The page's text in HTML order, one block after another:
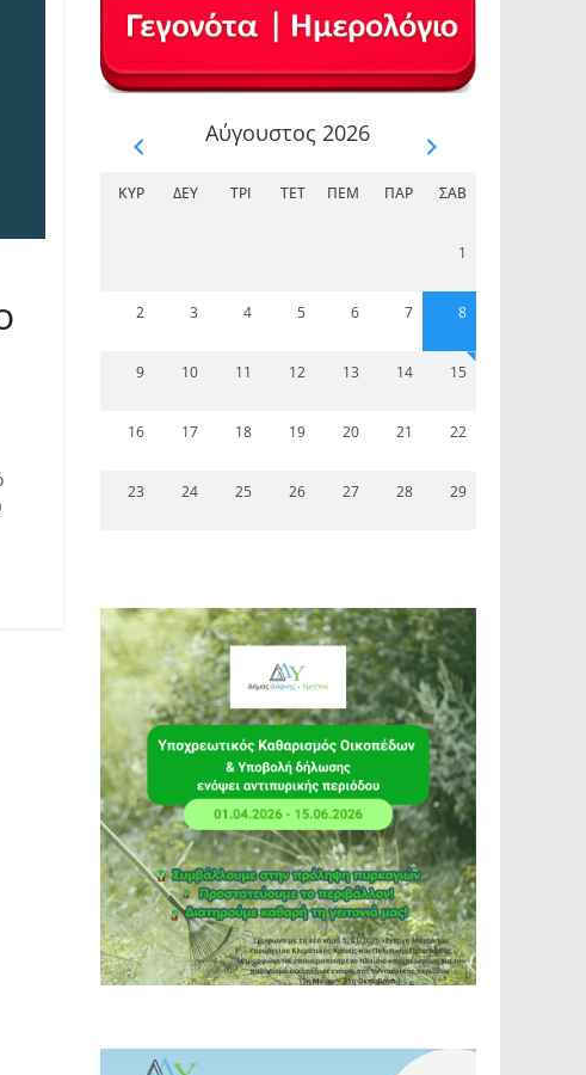
Αύγουστος 2026
ΚΥΡ ΔΕΥ ΤΡΊ ΤΕΤ ΠΈΜ ΠΑΡ ΣΆΒ
1
2 3 4 5 6 7 8
9 10 11 12 13 14 15
16 17 18 19 20 21 22
23 24 25 26 27 28 29